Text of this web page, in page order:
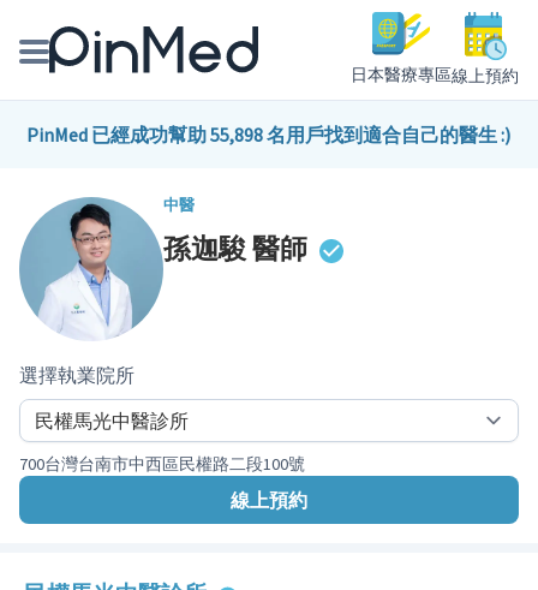
日本醫療專區線上預約
線上預約醫師、院所
醫師專欄專訪
健康主題館
PinMed 已經成功幫助 55,898 名用戶找到適合自己的醫生 :)
中醫
孫迦駿醫師
選擇執業院所
700台灣台南市中西區民權路二段100號
線上預約